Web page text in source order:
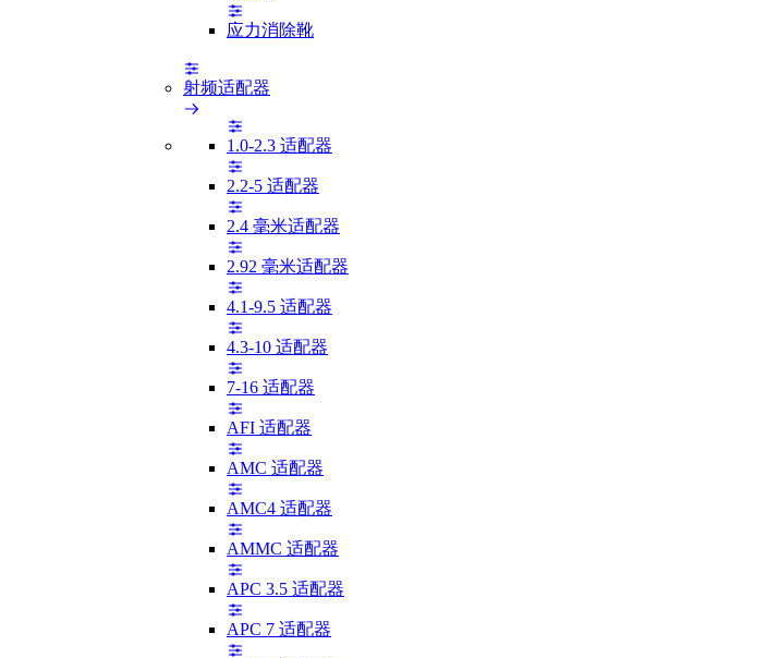
应力消除靴
射频适配器
1.0-2.3 适配器
2.2-5 适配器
2.4 毫米适配器
2.92 毫米适配器
4.1-9.5 适配器
4.3-10 适配器
7-16 适配器
AFI 适配器
AMC 适配器
AMC4 适配器
AMMC 适配器
APC 3.5 适配器
APC 7 适配器